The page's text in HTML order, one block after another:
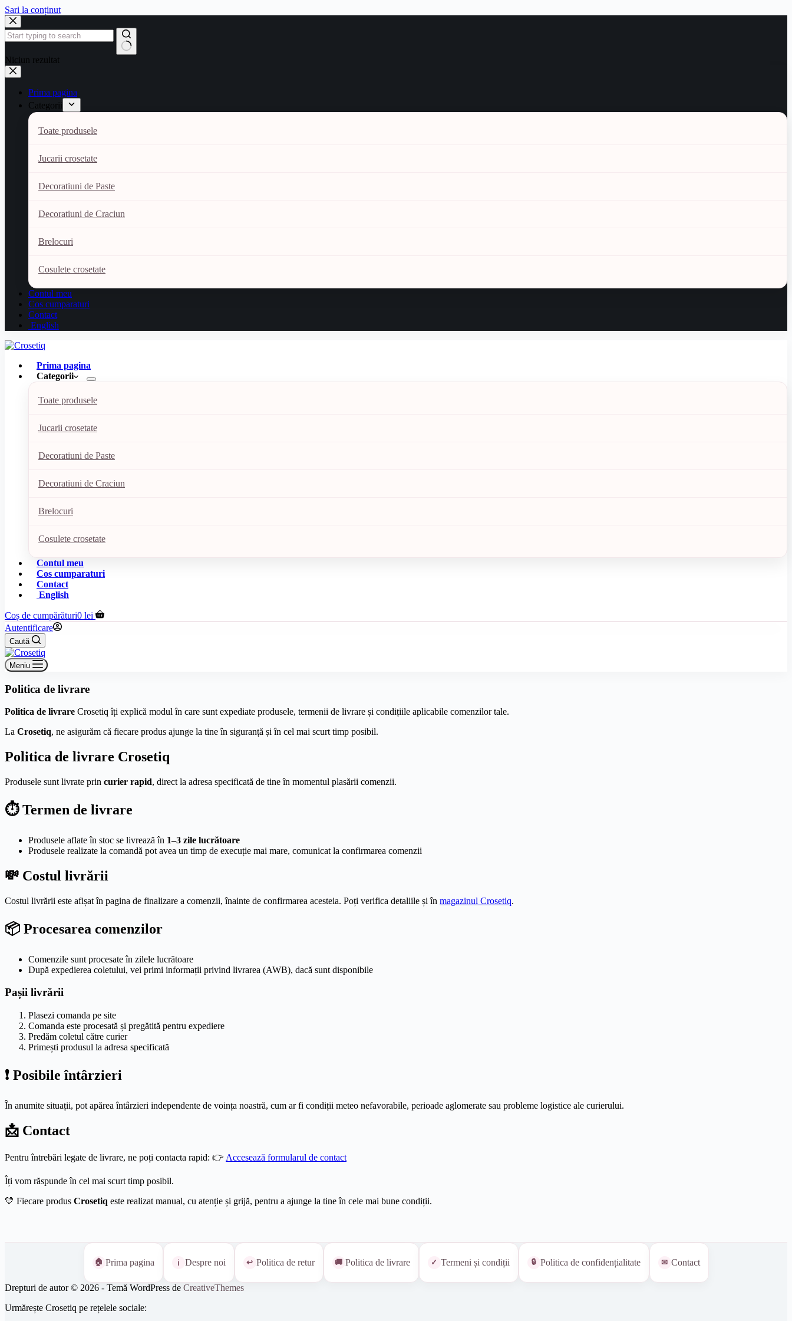
Sari la conținut
Niciun rezultat
Prima pagina
Categorii
Toate produsele
Jucarii crosetate
Decoratiuni de Paste
Decoratiuni de Craciun
Brelocuri
Cosulete crosetate
Contul meu
Cos cumparaturi
Contact
English
Prima pagina
Categorii
Toate produsele
Jucarii crosetate
Decoratiuni de Paste
Decoratiuni de Craciun
Brelocuri
Cosulete crosetate
Contul meu
Cos cumparaturi
Contact
English
Coș de cumpărături0 lei
Autentificare
Caută
Meniu
Politica de livrare
Politica de livrare Crosetiq îți explică modul în care sunt expediate produsele, termenii de livrare și condițiile aplicabile comenzilor tale.
La Crosetiq, ne asigurăm că fiecare produs ajunge la tine în siguranță și în cel mai scurt timp posibil.
Politica de livrare Crosetiq
Produsele sunt livrate prin curier rapid, direct la adresa specificată de tine în momentul plasării comenzii.
⏱️ Termen de livrare
Produsele aflate în stoc se livrează în 1–3 zile lucrătoare
Produsele realizate la comandă pot avea un timp de execuție mai mare, comunicat la confirmarea comenzii
💸 Costul livrării
Costul livrării este afișat în pagina de finalizare a comenzii, înainte de confirmarea acesteia. Poți verifica detaliile și în magazinul Crosetiq.
📦 Procesarea comenzilor
Comenzile sunt procesate în zilele lucrătoare
După expedierea coletului, vei primi informații privind livrarea (AWB), dacă sunt disponibile
Pașii livrării
Plasezi comanda pe site
Comanda este procesată și pregătită pentru expediere
Predăm coletul către curier
Primești produsul la adresa specificată
❗ Posibile întârzieri
În anumite situații, pot apărea întârzieri independente de voința noastră, cum ar fi condiții meteo nefavorabile, perioade aglomerate sau probleme logistice ale curierului.
📩 Contact
Pentru întrebări legate de livrare, ne poți contacta rapid: 👉 Accesează formularul de contact
Îți vom răspunde în cel mai scurt timp posibil.
💛 Fiecare produs Crosetiq este realizat manual, cu atenție și grijă, pentru a ajunge la tine în cele mai bune condiții.
Prima pagina Despre noi Politica de retur Politica de livrare Termeni și condiții Politica de confidențialitate Contact
Drepturi de autor © 2026 - Temă WordPress de CreativeThemes
Urmărește Crosetiq pe rețelele sociale: